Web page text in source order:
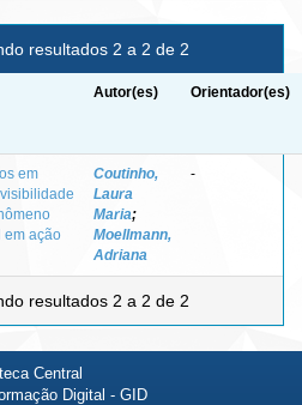
resultados 2 a 2 de 2
Autor(es) Orientador(es)
em
em ação
Coutinho,
Laura
Maria;
Moellmann,
Adriana
-
resultados 2 a 2 de 2
Central
Digital - GID